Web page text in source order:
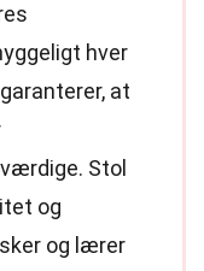
hver
at
Stol
og
og lærer